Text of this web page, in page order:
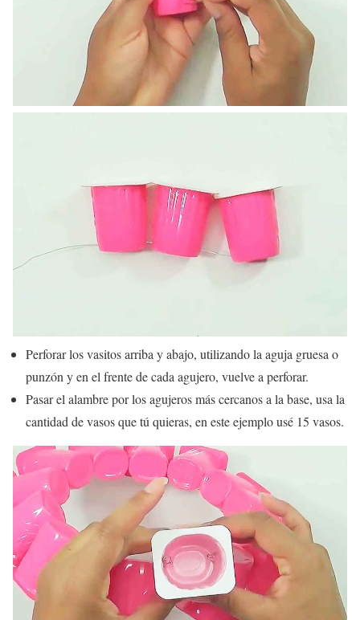
Perforar los vasitos arriba y abajo, utilizando la aguja gruesa o
punzón y en el frente de cada agujero, vuelve a perforar.
Pasar el alambre por los agujeros más cercanos a la base, usa la
cantidad de vasos que tú quieras, en este ejemplo usé 15 vasos.